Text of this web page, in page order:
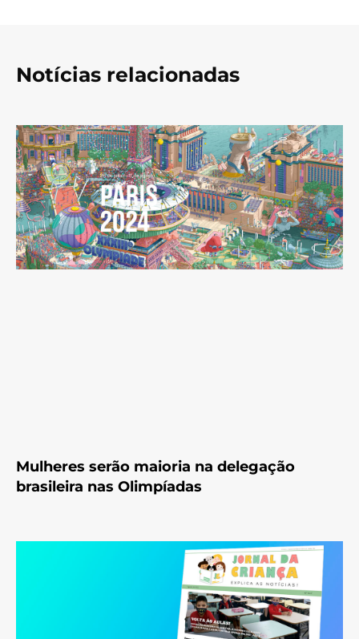
Notícias relacionadas
Mulheres serão maioria na delegação
brasileira nas Olimpíadas